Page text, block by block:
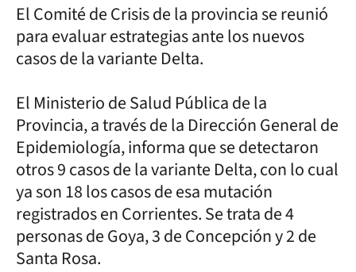
El Comité de Crisis de la provincia se reunió
para evaluar estrategias ante los nuevos
casos de la variante Delta.
El Ministerio de Salud Pública de la
Provincia, a través de la Dirección General de
Epidemiología, informa que se detectaron
otros 9 casos de la variante Delta, con lo cual
ya son 18 los casos de esa mutación
registrados en Corrientes. Se trata de 4
personas de Goya, 3 de Concepción y 2 de
Santa Rosa.